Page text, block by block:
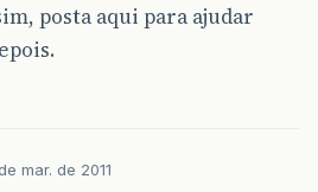
posta aqui para ajudar
mar. de 2011